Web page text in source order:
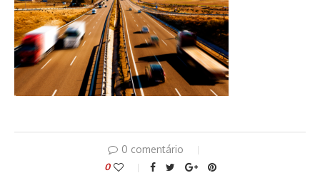
0 comentário
0